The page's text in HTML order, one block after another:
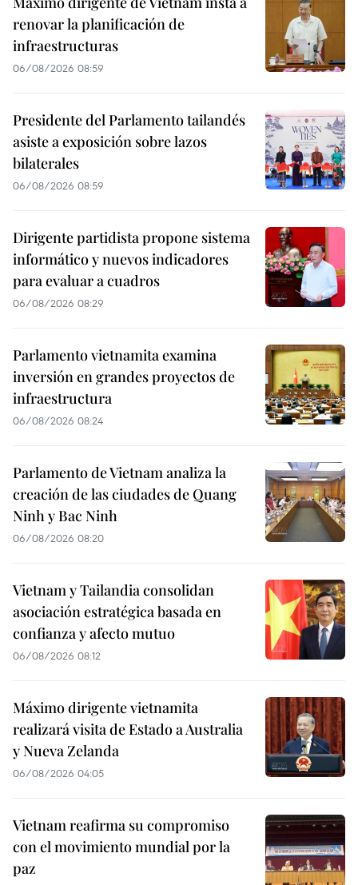
renovar la planificación de
infraestructuras
06/08/2026 08:59
Presidente del Parlamento tailandés
asiste a exposición sobre lazos
bilaterales
06/08/2026 08:59
Dirigente partidista propone sistema
informático y nuevos indicadores
para evaluar a cuadros
06/08/2026 08:29
Parlamento vietnamita examina
inversión en grandes proyectos de
infraestructura
06/08/2026 08:24
Parlamento de Vietnam analiza la
creación de las ciudades de Quang
Ninh y Bac Ninh
06/08/2026 08:20
Vietnam y Tailandia consolidan
asociación estratégica basada en
confianza y afecto mutuo
06/08/2026 08:12
Máximo dirigente vietnamita
realizará visita de Estado a Australia
y Nueva Zelanda
06/08/2026 04:05
Vietnam reafirma su compromiso
con el movimiento mundial por la
paz